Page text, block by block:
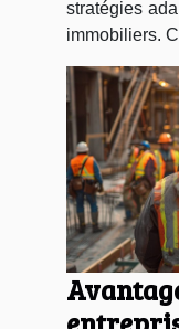
stratégies
immobiliers.